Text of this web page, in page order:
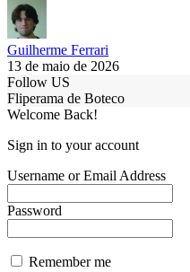
Guilherme Ferrari
13 de maio de 2026
Follow US
Fliperama de Boteco
Welcome Back!
Sign in to your account
Username or Email Address
Password
Remember me